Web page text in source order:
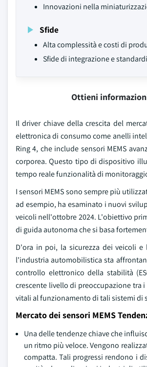
Innovazioni nella
Sfide
Alta complessità e costi di
Sfide di integrazione e
Ottieni
Il driver chiave della crescita del
elettronica di consumo come anelli
Ring 4, che include sensori MEMS
corporea. Questo tipo di dispositivo
tempo reale funzionalità di
I sensori MEMS sono sempre più
ad esempio, ha esaminato i nuovi
veicoli nell'ottobre 2024. L'obiettivo
di guida autonoma che si basa
D'ora in poi, la sicurezza dei veicoli
l'industria automobilistica sta
controllo elettronico della stabilità
crescente livello di preoccupazione tra
vitali al funzionamento di tali sistemi di
Mercato dei sensori MEMS
Una delle tendenze chiave che
un ritmo più veloce. Vengono
compatta. Tali progressi rendono i